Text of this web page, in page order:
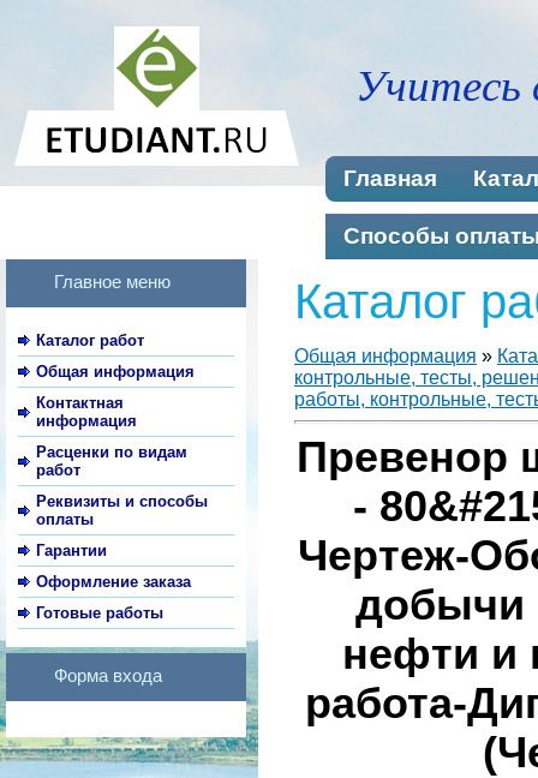
Учитесь
Главная
Способы
Главное меню
Каталог работ
Общая информация
Контактная
информация
Расценки по видам
работ
Реквизиты и способы
оплаты
Гарантии
Оформление заказа
Готовые работы
Форма входа
Каталог
Общая информация »
контрольные, тесты,
работы, контрольные,
Превенор
-
Чертеж-
добычи
нефти и
работа-